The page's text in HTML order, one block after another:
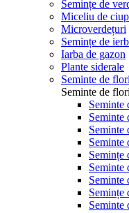
Semințe de
Miceliu de
Microverdețuri
Semințe de
Iarba de gazon
Plante siderale
Seminte de flori
Seminte de flori
Seminte
Seminte
Seminte
Seminte
Semințe
Seminte
Seminte
Semințe
Seminte